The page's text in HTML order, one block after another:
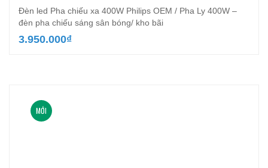
Đèn led Pha chiếu xa 400W Philips OEM / Pha Ly 400W –
đèn pha chiếu sáng sân bóng/ kho bãi
3.950.000₫
MỚI